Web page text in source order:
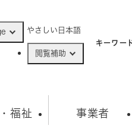
やさしい日本語
閲覧補助
キーワー
福祉 事業者